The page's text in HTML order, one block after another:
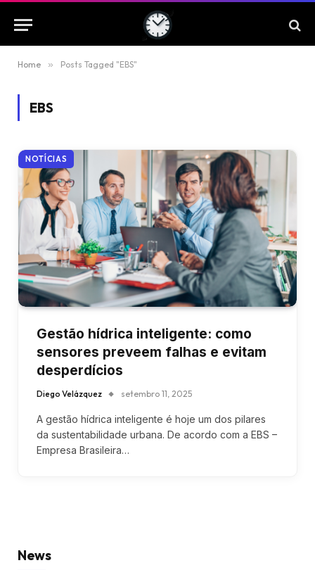
Home » Posts Tagged "EBS"
EBS
NOTÍCIAS
Gestão hídrica inteligente: como
sensores preveem falhas e evitam
desperdícios
Diego Velázquez setembro 11, 2025
A gestão hídrica inteligente é hoje um dos pilares
da sustentabilidade urbana. De acordo com a EBS –
Empresa Brasileira…
News